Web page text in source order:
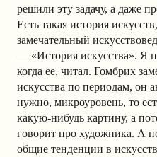
решили эту задачу, а даже
Есть такая история
замечательный
— «История искусства». Я
когда ее, читал. Гомбрих
искусства по периодам, он
нужно, микроуровень, то
какую-нибудь картину, а
говорит про художника. А
общие тенденции в